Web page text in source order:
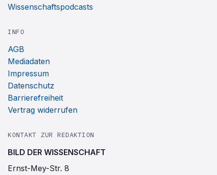
Wissenschaftspodcasts
INFO
AGB
Mediadaten
Impressum
Datenschutz
Barrierefreiheit
Vertrag widerrufen
KONTAKT ZUR REDAKTION
BILD DER WISSENSCHAFT
Ernst-Mey-Str. 8